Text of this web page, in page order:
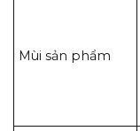
Mùi sản phẩm